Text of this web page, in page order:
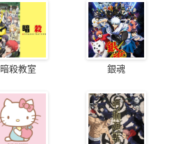
暗殺教室 銀魂